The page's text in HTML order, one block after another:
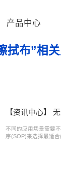
产品中心
拭布”相
【资讯中心】
不同的应用场景需要
序(SOP)来选择最适合